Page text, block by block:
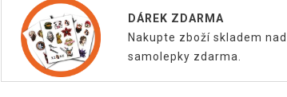
DÁREK ZDARMA
Nakupte zboží skladem
samolepky zdarma.